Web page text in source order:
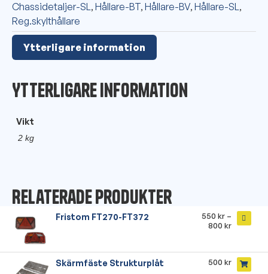
Chassidetaljer-SL, Hållare-BT, Hållare-BV, Hållare-SL,
Reg.skylthållare
Ytterligare information
Ytterligare information
Vikt
2 kg
Relaterade produkter
Fristom FT270-FT372 550kr –
800kr
Skärmfäste Strukturplåt 500kr